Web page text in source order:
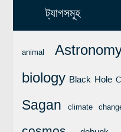
ট্যাগসমূহ
animal
biology Black Hole
Sagan
climate